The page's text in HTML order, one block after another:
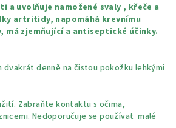
a uvolňuje namožené svaly , křeče a
artritidy, napomáhá krevnímu
má zjemňující a antiseptické účinky.
denně na čistou pokožku lehkými
Zabraňte kontaktu s očima,
Nedoporučuje se používat malé